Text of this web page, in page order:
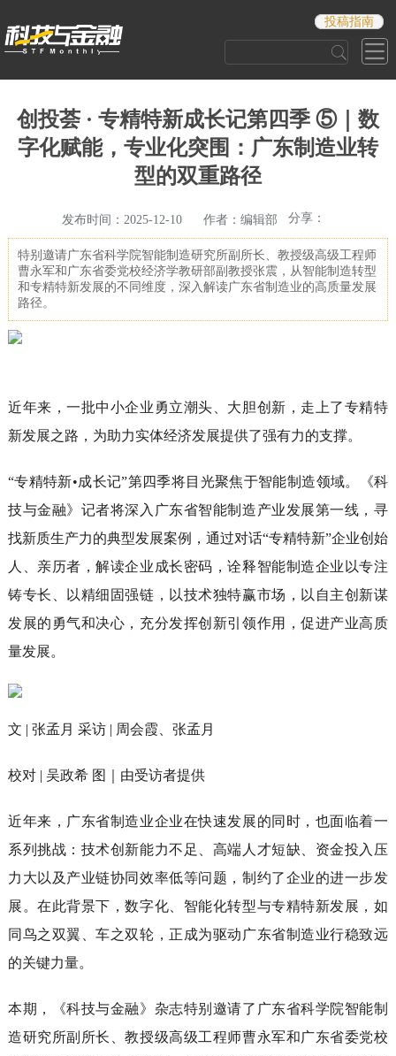
投稿指南
创投荟 · 专精特新成长记第四季 ⑤｜数
字化赋能，专业化突围：广东制造业转
型的双重路径
发布时间：2025-12-10 作者：编辑部 分享：
特别邀请广东省科学院智能制造研究所副所长、教授级高级工程师
曹永军和广东省委党校经济学教研部副教授张震，从智能制造转型
和专精特新发展的不同维度，深入解读广东省制造业的高质量发展
路径。
近年来，一批中小企业勇立潮头、大胆创新，走上了专精特
新发展之路，为助力实体经济发展提供了强有力的支撑。
“专精特新•成长记”第四季将目光聚焦于智能制造领域。《科
技与金融》记者将深入广东省智能制造产业发展第一线，寻
找新质生产力的典型发展案例，通过对话“专精特新”企业创始
人、亲历者，解读企业成长密码，诠释智能制造企业以专注
铸专长、以精细固强链，以技术独特赢市场，以自主创新谋
发展的勇气和决心，充分发挥创新引领作用，促进产业高质
量发展。
文 | 张孟月 采访 | 周会霞、张孟月
校对 | 吴政希 图｜由受访者提供
近年来，广东省制造业企业在快速发展的同时，也面临着一
系列挑战：技术创新能力不足、高端人才短缺、资金投入压
力大以及产业链协同效率低等问题，制约了企业的进一步发
展。在此背景下，数字化、智能化转型与专精特新发展，如
同鸟之双翼、车之双轮，正成为驱动广东省制造业行稳致远
的关键力量。
本期，《科技与金融》杂志特别邀请了广东省科学院智能制
造研究所副所长、教授级高级工程师曹永军和广东省委党校